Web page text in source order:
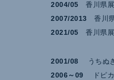
2004/05 香川県展
2007/2013 香川
2021/05 香川県展
2001/08 うちぬき
2006～09
ドピカ